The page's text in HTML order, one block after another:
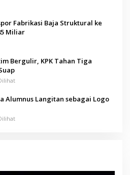
Fabrikasi Baja Struktural ke
Miliar
Bergulir, KPK Tahan Tiga
Alumnus Langitan sebagai Logo